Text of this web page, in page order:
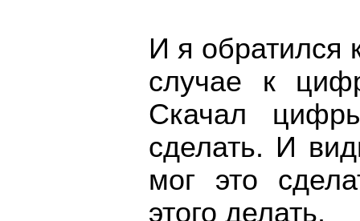
И я обратился
случае к
Скачал
сделать. И
мог это
этого делать.